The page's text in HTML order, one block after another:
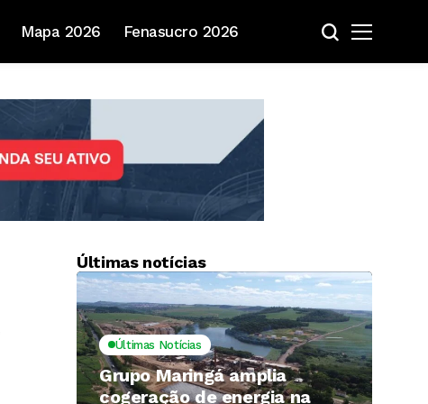
Mapa 2026 Fenasucro 2026
Últimas notícias
Últimas Notícias
Grupo Maringá amplia
cogeração de energia na